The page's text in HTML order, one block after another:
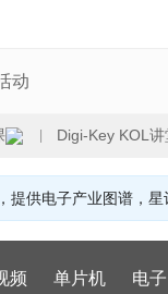
动
| Digi-Key KOL讲
供电子产业图谱，星
频 单片机 电子